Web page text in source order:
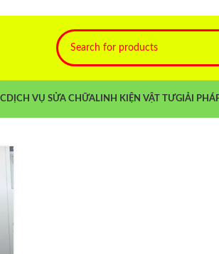
DỊCH VỤ SỬA CHỮALINH KIỆN VẬT TƯGIẢI
Hướng Dẫn Cài Đặt Biến Tần
E700 Chi Tiết Từ A-Z Tại
Namfare